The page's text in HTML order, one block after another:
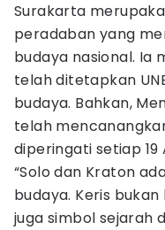
Surakarta
peradaban yang
budaya nasional. Ia
telah ditetapkan
budaya. Bahkan,
telah
diperingati setiap 19
“Solo dan Kraton
budaya. Keris
juga simbol sejarah